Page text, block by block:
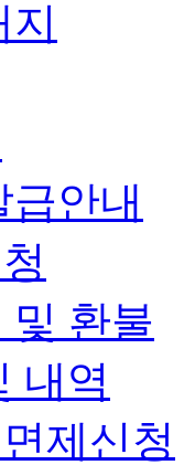
지
급안내
및 환불
내역
제신청